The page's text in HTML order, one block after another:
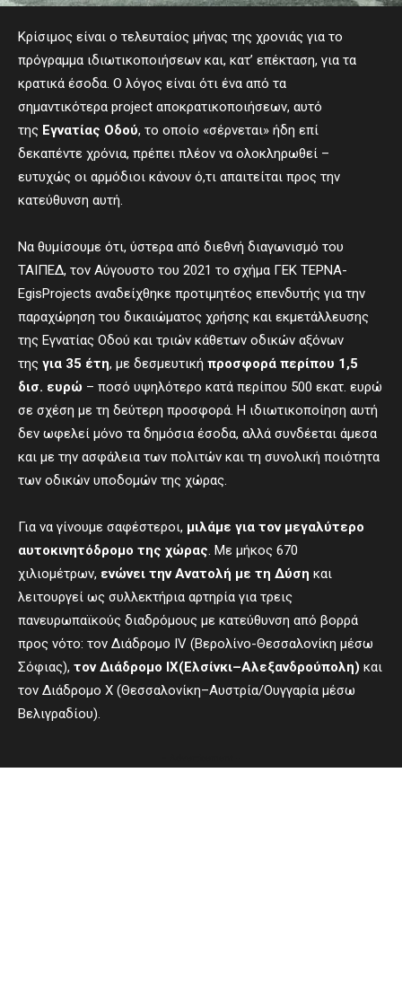
Κρίσιμος είναι ο τελευταίος μήνας της χρονιάς για το
πρόγραμμα ιδιωτικοποιήσεων και, κατ’ επέκταση, για τα
κρατικά έσοδα. Ο λόγος είναι ότι ένα από τα
σημαντικότερα project αποκρατικοποιήσεων, αυτό
της Εγνατίας Οδού, το οποίο «σέρνεται» ήδη επί
δεκαπέντε χρόνια, πρέπει πλέον να ολοκληρωθεί –
ευτυχώς οι αρμόδιοι κάνουν ό,τι απαιτείται προς την
κατεύθυνση αυτή.
Να θυμίσουμε ότι, ύστερα από διεθνή διαγωνισμό του
ΤΑΙΠΕΔ, τον Αύγουστο του 2021 το σχήμα ΓΕΚ ΤΕΡΝΑ-
EgisProjects αναδείχθηκε προτιμητέος επενδυτής για την
παραχώρηση του δικαιώματος χρήσης και εκμετάλλευσης
της Εγνατίας Οδού και τριών κάθετων οδικών αξόνων
της για 35 έτη, με δεσμευτική προσφορά περίπου 1,5
δισ. ευρώ – ποσό υψηλότερο κατά περίπου 500 εκατ. ευρώ
σε σχέση με τη δεύτερη προσφορά. Η ιδιωτικοποίηση αυτή
δεν ωφελεί μόνο τα δημόσια έσοδα, αλλά συνδέεται άμεσα
και με την ασφάλεια των πολιτών και τη συνολική ποιότητα
των οδικών υποδομών της χώρας.
Για να γίνουμε σαφέστεροι, μιλάμε για τον μεγαλύτερο
αυτοκινητόδρομο της χώρας. Με μήκος 670
χιλιομέτρων, ενώνει την Ανατολή με τη Δύση και
λειτουργεί ως συλλεκτήρια αρτηρία για τρεις
πανευρωπαϊκούς διαδρόμους με κατεύθυνση από βορρά
προς νότο: τον Διάδρομο IV (Βερολίνο-Θεσσαλονίκη μέσω
Σόφιας), τον Διάδρομο IX(Ελσίνκι–Αλεξανδρούπολη) και
τον Διάδρομο X (Θεσσαλονίκη–Αυστρία/Ουγγαρία μέσω
Βελιγραδίου).